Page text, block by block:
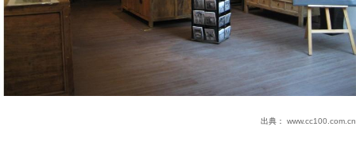
出典： www.cc100.com.cn